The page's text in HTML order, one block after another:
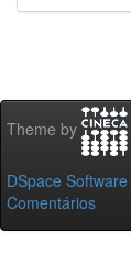
Theme by
DSpace Software
Comentários